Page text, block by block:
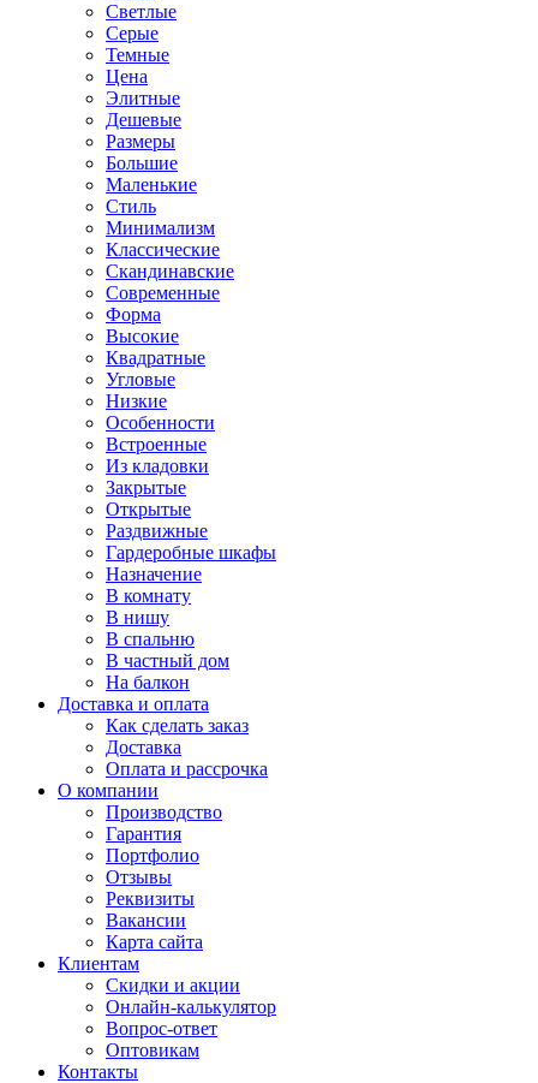
Светлые
Серые
Темные
Цена
Элитные
Дешевые
Размеры
Большие
Маленькие
Стиль
Минимализм
Классические
Скандинавские
Современные
Форма
Высокие
Квадратные
Угловые
Низкие
Особенности
Встроенные
Из кладовки
Закрытые
Открытые
Раздвижные
Гардеробные шкафы
Назначение
В комнату
В нишу
В спальню
В частный дом
На балкон
Доставка и оплата
Как сделать заказ
Доставка
Оплата и рассрочка
О компании
Производство
Гарантия
Портфолио
Отзывы
Реквизиты
Вакансии
Карта сайта
Клиентам
Скидки и акции
Онлайн-калькулятор
Вопрос-ответ
Оптовикам
Контакты